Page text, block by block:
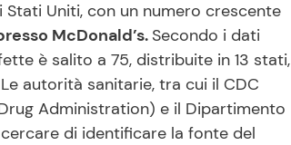
Stati Uniti, con un numero crescente
McDonald’s. Secondo i dati
è salito a 75, distribuite in 13 stati,
autorità sanitarie, tra cui il CDC
Administration) e il Dipartimento
di identificare la fonte del